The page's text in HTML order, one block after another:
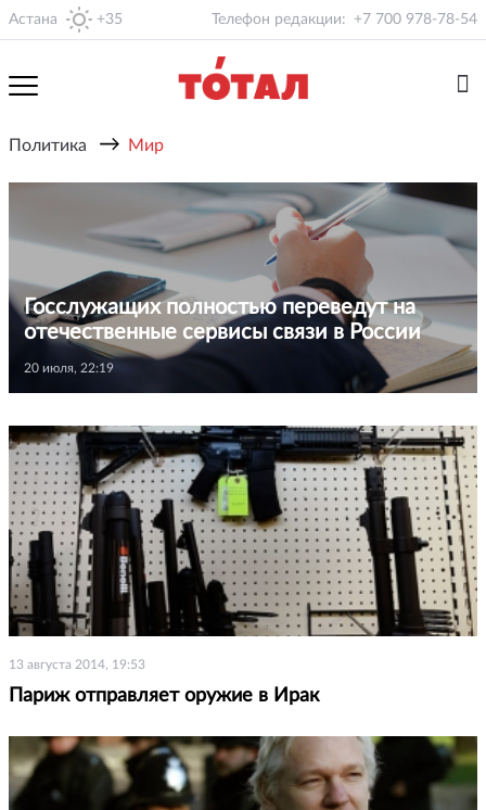
Астана +35 Телефон редакции: +7 700 978-78-54
Политика → Мир
Госслужащих полностью переведут на
отечественные сервисы связи в России
20 июля, 22:19
13 августа 2014, 19:53
Париж отправляет оружие в Ирак